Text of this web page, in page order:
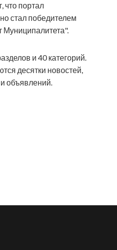
что портал
стал победителем
Муниципалитета".
и 40 категорий.
десятки новостей,
объявлений.